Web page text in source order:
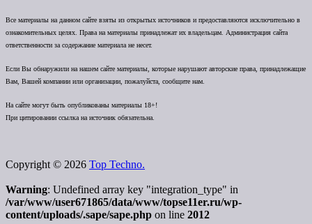
Все материалы на данном сайте взяты из открытых источников и предоставляются исключительно в
ознакомительных целях. Права на материалы принадлежат их владельцам. Администрация сайта
ответственности за содержание материала не несет.
Если Вы обнаружили на нашем сайте материалы, которые нарушают авторские права, принадлежащие
Вам, Вашей компании или организации, пожалуйста, сообщите нам.
На сайте могут быть опубликованы материалы 18+!
При цитировании ссылка на источник обязательна.
Copyright © 2026 Top Techno.
Warning: Undefined array key "integration_type" in
/var/www/user671865/data/www/topse11er.ru/wp-
content/uploads/.sape/sape.php on line 2012